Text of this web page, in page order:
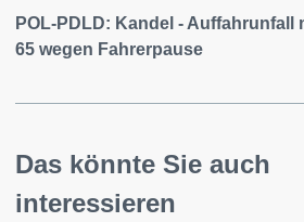
POL-PDLD: Kandel - Auffahrunfall
65 wegen Fahrerpause
Das könnte Sie auch
interessieren